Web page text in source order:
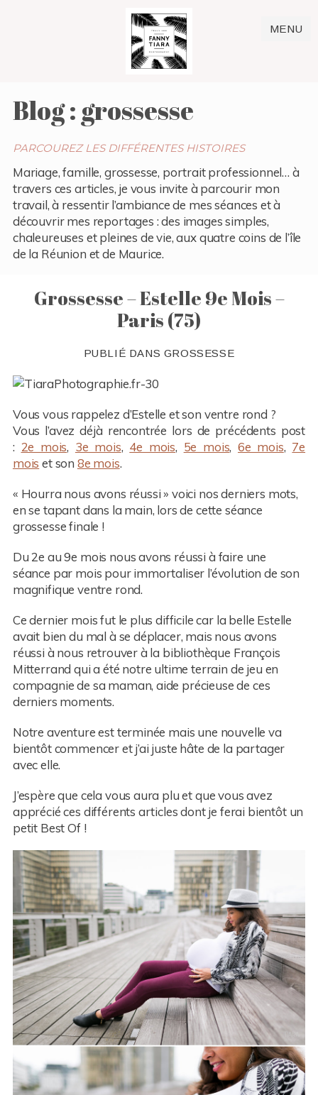
MENU
Blog : grossesse
PARCOUREZ LES DIFFÉRENTES HISTOIRES
Mariage, famille, grossesse, portrait professionnel… à
travers ces articles, je vous invite à parcourir mon
travail, à ressentir l’ambiance de mes séances et à
découvrir mes reportages : des images simples,
chaleureuses et pleines de vie, aux quatre coins de l’île
de la Réunion et de Maurice.
Grossesse – Estelle 9e Mois –
Paris (75)
PUBLIÉ DANS GROSSESSE
Vous vous rappelez d’Estelle et son ventre rond ?
Vous l’avez déjà rencontrée lors de précédents post
: 2e mois, 3e mois, 4e mois, 5e mois,6e mois, 7e
mois et son 8e mois.
« Hourra nous avons réussi » voici nos derniers mots,
en se tapant dans la main, lors de cette séance
grossesse finale !
Du 2e au 9e mois nous avons réussi à faire une
séance par mois pour immortaliser l’évolution de son
magnifique ventre rond.
Ce dernier mois fut le plus difficile car la belle Estelle
avait bien du mal à se déplacer, mais nous avons
réussi à nous retrouver à la bibliothèque François
Mitterrand qui a été notre ultime terrain de jeu en
compagnie de sa maman, aide précieuse de ces
derniers moments.
Notre aventure est terminée mais une nouvelle va
bientôt commencer et j’ai juste hâte de la partager
avec elle.
J’espère que cela vous aura plu et que vous avez
apprécié ces différents articles dont je ferai bientôt un
petit Best Of !